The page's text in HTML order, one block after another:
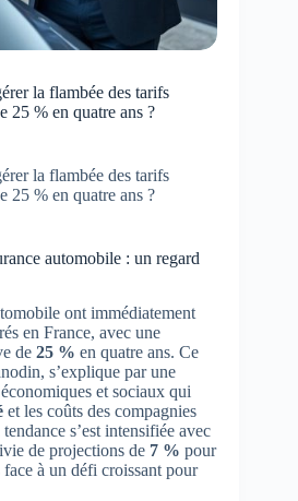
la flambée des tarifs
25 % en quatre ans ?
la flambée des tarifs
25 % en quatre ans ?
automobile : un regard
ont immédiatement
en France, avec une
de 25 % en quatre ans. Ce
s’explique par une
et sociaux qui
et les coûts des compagnies
s’est intensifiée avec
de projections de 7 % pour
face à un défi croissant pour